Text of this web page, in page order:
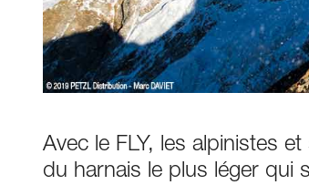
Avec le FLY, les alpinistes
du harnais le plus léger qui